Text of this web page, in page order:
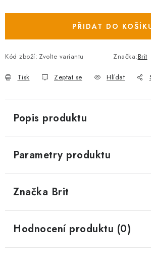
PŘIDAT DO
Kód zboží: Zvolte variantu Značka:Brit
Tisk Zeptat se Hlídat
Popis produktu
Parametry produktu
Značka Brit
Hodnocení produktu (0)